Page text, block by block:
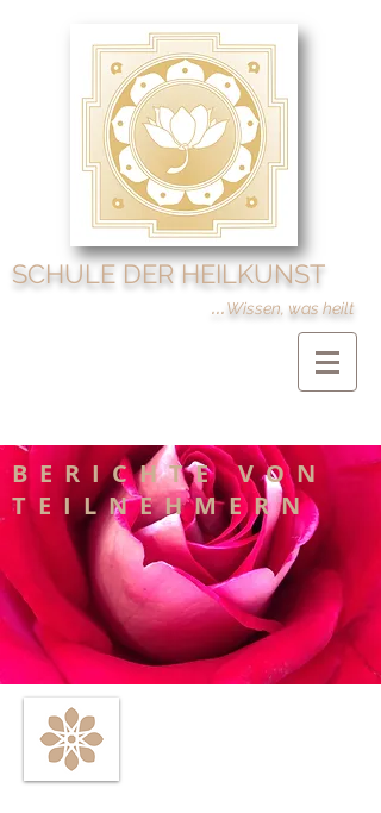
SCHULE DER HEILKUNST
...Wissen, was heilt
BERICHTE VON
TEILNEHMERN